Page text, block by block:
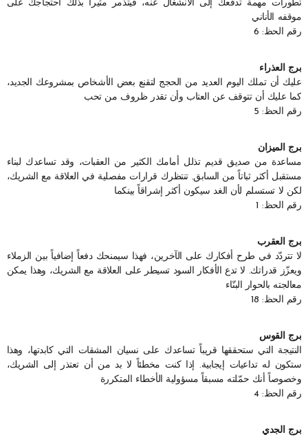
تطورات مهمة تدفعك إلى الانشغال عنه، فيتذمر مثيراً بذلك احتجاجك على
موقفه الأناني
رقم الحظ: 6
برج العذراء
عليك أن تملك اليوم العديد من الحجج لتقنع بعض الأشخاص بمشروعك الجديد،
كما عليك أن تتوقف عن العتاب وأن تقدر ظروف من تحب
رقم الحظ: 5
برج الميزان
مساعدة من صديق قديم تذلل أمامك الكثير من العقبات، وقد تساعدك لبناء
مستقبل أكثر ثباتاً من السابق. تنتظرك قرارات مفصلية في العلاقة مع الشريك،
لكن لا تستسلم لأن الغد سيكون أكثر إشراقاً بينكما
رقم الحظ: 1
برج العقرب
لا تتردّد في طرح أفكارك على الآخرين، فهذا سيمنحك دفعاً إضافياً بين الزملاء
ويعزّز قدراتك. لا تدع الأفكار السود تسيطر على العلاقة مع الشريك، وهذا يمكن
معالجته بالحوار البنّاء
رقم الحظ: 18
برج القوس
النتيجة التي ستحققها قريباً تساعدك على نسيان المشقات التي كابدتها، وهذا
ستكون له تداعيات إيجابية. إذا كنت مخطئاً لا بد من أن تعتذر إلى الشريك،
وخصوصاً أنك حمّلته مسبقاً مسؤولية الأخطاء المتكررة
رقم الحظ: 4
برج الجدي